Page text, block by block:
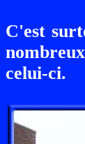
C'est
celui-ci.